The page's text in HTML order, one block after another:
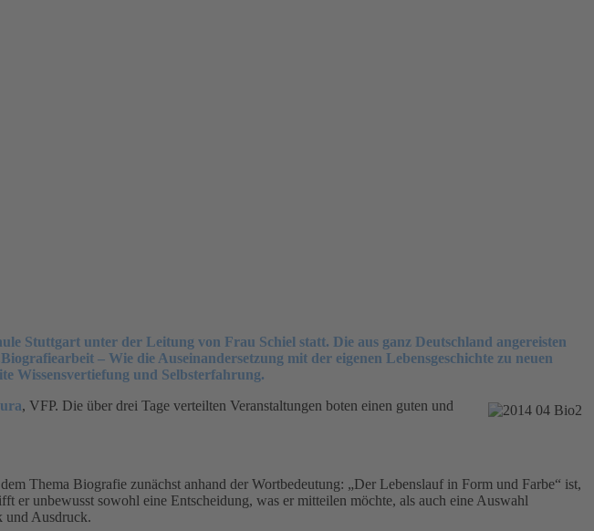
Stuttgart unter der Leitung von Frau Schiel statt. Die aus ganz Deutschland angereisten
– Wie die Auseinandersetzung mit der eigenen Lebensgeschichte zu neuen
Wissensvertiefung und Selbsterfahrung.
, VFP. Die über drei Tage verteilten Veranstaltungen boten einen guten und
Thema Biografie zunächst anhand der Wortbedeutung: „Der Lebenslauf in Form und Farbe“ ist,
er unbewusst sowohl eine Entscheidung, was er mitteilen möchte, als auch eine Auswahl
und Ausdruck.